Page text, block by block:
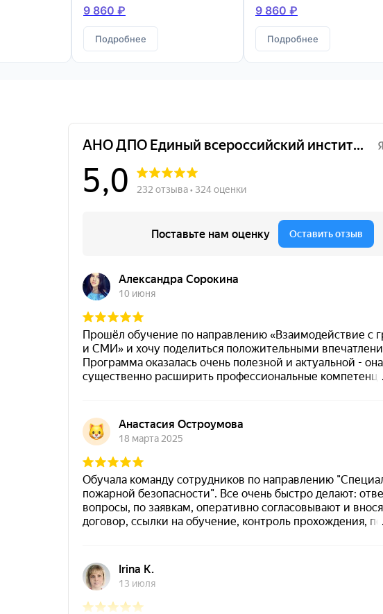
9 860 ₽
Подробнее
9 860 ₽
Подробнее